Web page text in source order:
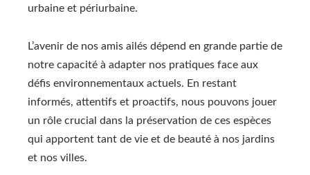
urbaine et périurbaine.
L’avenir de nos amis ailés dépend en grande partie de
notre capacité à adapter nos pratiques face aux
défis environnementaux actuels. En restant
informés, attentifs et proactifs, nous pouvons jouer
un rôle crucial dans la préservation de ces espèces
qui apportent tant de vie et de beauté à nos jardins
et nos villes.